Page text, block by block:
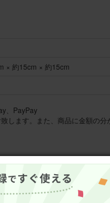
× 約15cm × 約15cm
、PayPay
します。また、商品に金額の分